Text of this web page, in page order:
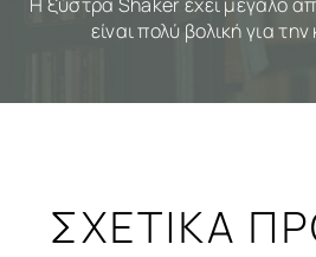
είναι πολύ βολική για
ΣΧΕΤΙΚΑ